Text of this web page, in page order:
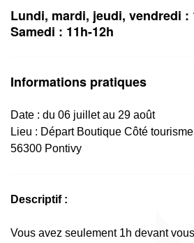
Lundi, mardi, jeudi, vendredi :
Samedi : 11h-12h
Informations pratiques
Date : du 06 juillet au 29 août
Lieu : Départ Boutique Côté
56300 Pontivy
Descriptif :
Vous avez seulement 1h devant